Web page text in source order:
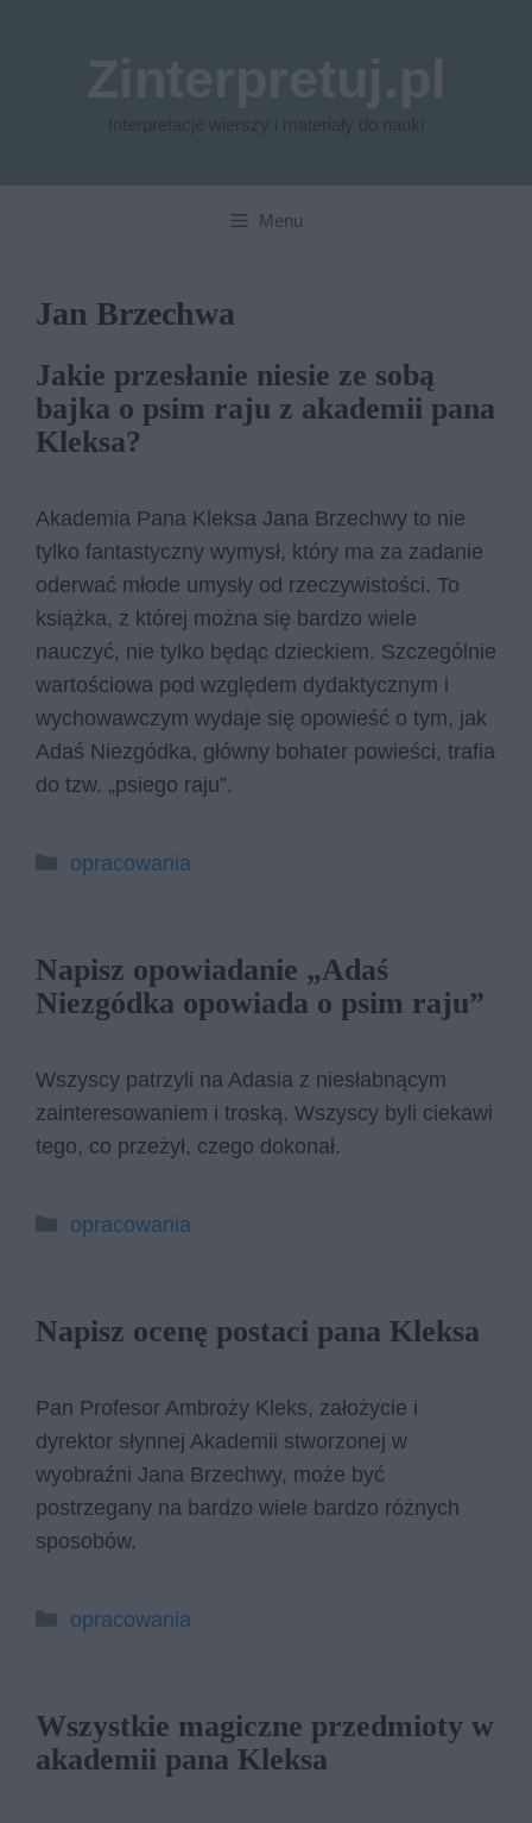
Menu
Jan Brzechwa
Jakie przesłanie niesie ze sobą
bajka o psim raju z akademii pana
Kleksa?
Akademia Pana Kleksa Jana Brzechwy to nie
tylko fantastyczny wymysł, który ma za zadanie
oderwać młode umysły od rzeczywistości. To
książka, z której można się bardzo wiele
nauczyć, nie tylko będąc dzieckiem. Szczególnie
wartościowa pod względem dydaktycznym i
wychowawczym wydaje się opowieść o tym, jak
Adaś Niezgódka, główny bohater powieści, trafia
do tzw. „psiego raju”.
Kategorie
opracowania
Napisz opowiadanie „Adaś
Niezgódka opowiada o psim raju”
Wszyscy patrzyli na Adasia z niesłabnącym
zainteresowaniem i troską. Wszyscy byli ciekawi
tego, co przeżył, czego dokonał.
Kategorie
opracowania
Napisz ocenę postaci pana Kleksa
Pan Profesor Ambroży Kleks, założycie i
dyrektor słynnej Akademii stworzonej w
wyobraźni Jana Brzechwy, może być
postrzegany na bardzo wiele bardzo różnych
sposobów.
Kategorie
opracowania
Wszystkie magiczne przedmioty w
akademii pana Kleksa